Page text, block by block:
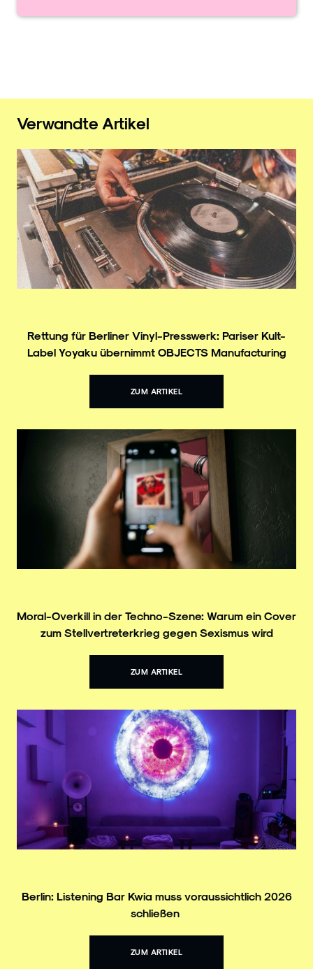
Verwandte Artikel
Rettung für Berliner Vinyl-Presswerk: Pariser Kult-
Label Yoyaku übernimmt OBJECTS Manufacturing
ZUM ARTIKEL
Moral-Overkill in der Techno-Szene: Warum ein Cover
zum Stellvertreterkrieg gegen Sexismus wird
ZUM ARTIKEL
Berlin: Listening Bar Kwia muss voraussichtlich 2026
schließen
ZUM ARTIKEL